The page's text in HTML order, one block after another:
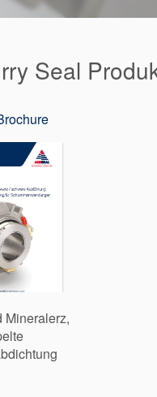
Seal
Mineralerz,